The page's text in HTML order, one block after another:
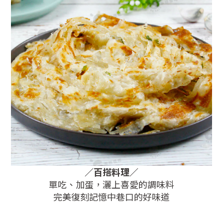
／百搭料理／
單吃、加蛋， 灑上喜愛的調味料
完美復刻記憶中巷口的好味道